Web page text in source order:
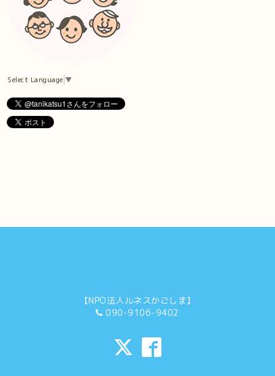
Select Language ▼
【NPO法人ルネスかごしま】
090-9106-9402